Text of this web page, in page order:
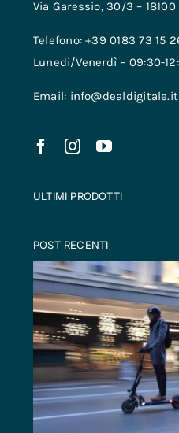
Via Garessio, 30/3 –
Telefono: +39 0183 73 15
Lunedi/Venerdì – 09:30-
Email: info@dealdigitale.it
ULTIMI PRODOTTI
POST RECENTI